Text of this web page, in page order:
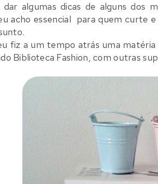
dar algumas dicas de alguns
acho essencial para quem curte
fiz a um tempo atrás uma
Biblioteca Fashion, com outras